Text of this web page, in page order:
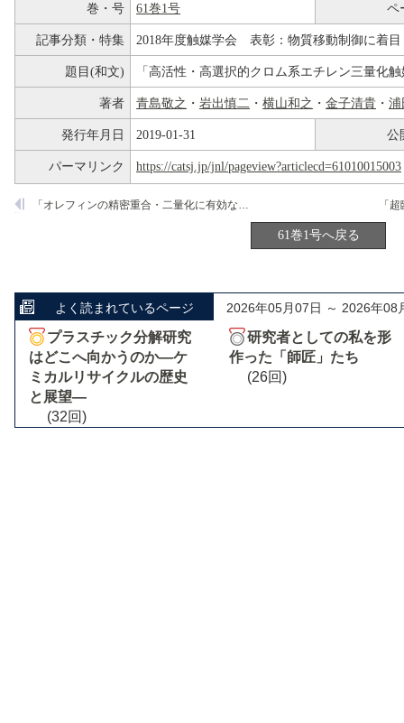
巻・号 61巻1号 ペ
記事分類・特集 2018年度触媒学会 表彰：物質移動制御に着
題目(和文) 「高活性・高選択的クロム系エチレン三量化
著者 青島敬之 ・ 岩出慎二 ・ 横山和之 ・ 金子清貴 ・ 浦
発行年月日 2019-01-31 公
パーマリンク https://catsj.jp/jnl/pageview?articlecd=61010015003
「オレフィンの精密重合・二量化に有効な高性能チタンおよびバナジウム分子触媒の設計」
61巻1号へ戻る
よく読まれているページ 2026年05月07日 ～ 2026年08
プラスチック分解研究
はどこへ向かうのか―ケ
ミカルリサイクルの歴史
と展望―
(32回)
研究者としての私を形
作った「師匠」たち
(26回)